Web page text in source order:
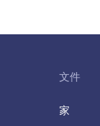
文件
家